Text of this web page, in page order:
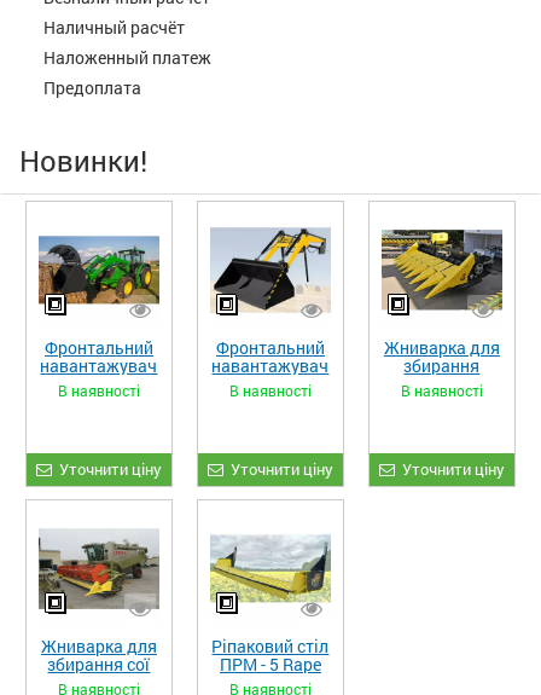
Наличный расчёт
Наложенный платеж
Предоплата
Новинки!
Фронтальний
навантажувач
«STRONG XL»
В наявності
Уточнити ціну
Фронтальний
навантажувач
«STRONG»
В наявності
Уточнити ціну
Жниварка для
збирання
кукурудзи
ЖКИ-870
В наявності
Уточнити ціну
Жниварка для
збирання сої
та гороху
В наявності
Ріпаковий стіл
ПРМ - 5 Rape
Fiore
В наявності